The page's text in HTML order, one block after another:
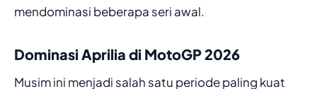
mendominasi beberapa seri awal.
Dominasi Aprilia di MotoGP 2026
Musim ini menjadi salah satu periode paling kuat